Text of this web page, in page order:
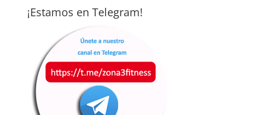
¡Estamos en Telegram!